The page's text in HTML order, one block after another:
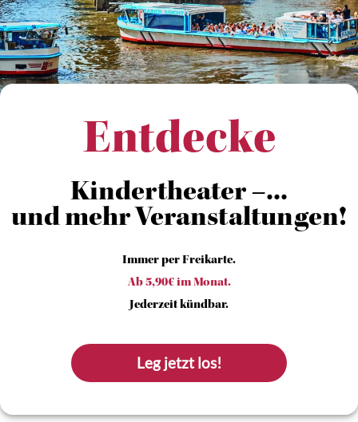
Entdecke
Kindertheater –...
und mehr Veranstaltungen!
Immer per Freikarte.
Ab 5,90€ im Monat.
Jederzeit kündbar.
Leg jetzt los!